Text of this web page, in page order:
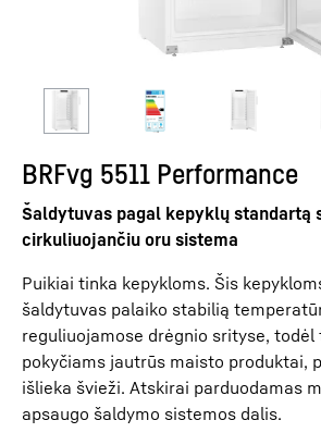
BRFvg 5511 Performance
Šaldytuvas pagal kepyklų standartą
cirkuliuojančiu oru sistema
Puikiai tinka kepykloms. Šis
šaldytuvas palaiko stabilią
reguliuojamose drėgnio srityse,
pokyčiams jautrūs maisto produktai,
išlieka švieži. Atskirai parduodamas
apsaugo šaldymo sistemos dalis.